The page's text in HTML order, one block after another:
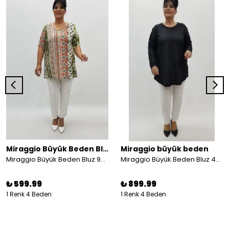
Miraggio Büyük Beden Bluz
Miraggio Büyük Beden Bluz 98929 HAKİ
₺ 599.99
1 Renk 4 Beden
Miraggio büyük beden
Miraggio Büyük Beden Bluz 4307 SİY-GÜMÜŞ
₺ 899.99
1 Renk 4 Beden